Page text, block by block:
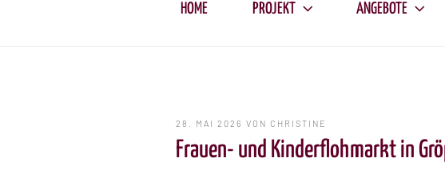
HOME PROJEKT ANGEBOTE
VERÖFFENTLICHT
28. MAI 2026 VON CHRISTINE
Frauen- und Kinderflohmarkt in